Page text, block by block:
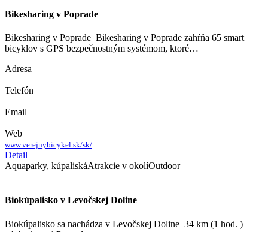
Bikesharing v Poprade
Bikesharing v Poprade Bikesharing v Poprade zahŕňa 65 smart
bicyklov s GPS bezpečnostným systémom, ktoré…
Adresa
Telefón
Email
Web
www.verejnybicykel.sk/sk/
Detail
Aquaparky, kúpaliskáAtrakcie v okolíOutdoor
Biokúpalisko v Levočskej Doline
Biokúpalisko sa nachádza v Levočskej Doline 34 km (1 hod. )